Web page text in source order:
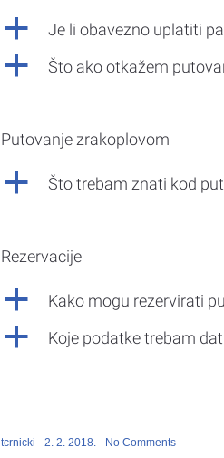
a Je li obavezno uplatiti
a Što ako otkažem
Putovanje zrakoplovom
a Što trebam znati kod
Rezervacije
a Kako mogu rezervirati
a Koje podatke trebam
tcrnicki - 2. 2. 2018. - No Comments